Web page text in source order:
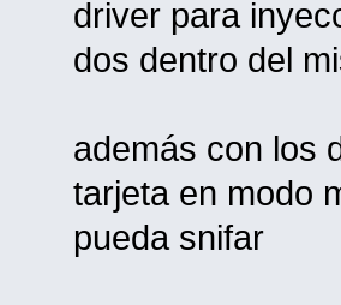
driver para
dos dentro del
además con los
tarjeta en modo
pueda snifar